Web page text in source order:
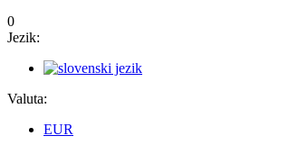
0
Jezik:
Valuta:
EUR